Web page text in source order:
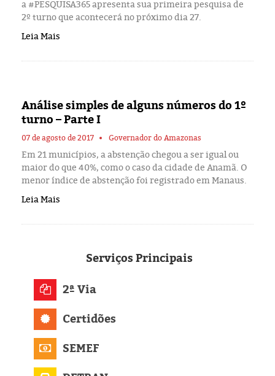
a #PESQUISA365 apresenta sua primeira pesquisa de
2º turno que acontecerá no próximo dia 27.
Leia Mais
Análise simples de alguns números do 1º
turno – Parte I
07 de agosto de 2017 Governador do Amazonas
Em 21 municípios, a abstenção chegou a ser igual ou
maior do que 40%, como o caso da cidade de Anamã. O
menor índice de abstenção foi registrado em Manaus.
Leia Mais
ServiçosPrincipais
2ª Via
Certidões
SEMEF